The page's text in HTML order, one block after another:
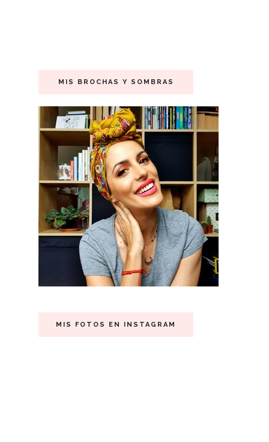
MIS BROCHAS Y SOMBRAS
MIS FOTOS EN INSTAGRAM